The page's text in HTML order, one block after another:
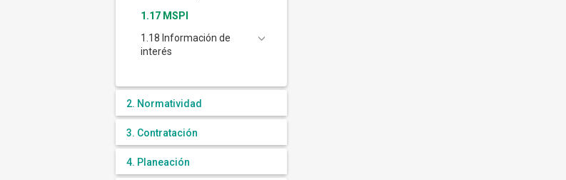
1.17 MSPI
1.18 Información de
interés
2. Normatividad
3. Contratación
4. Planeación